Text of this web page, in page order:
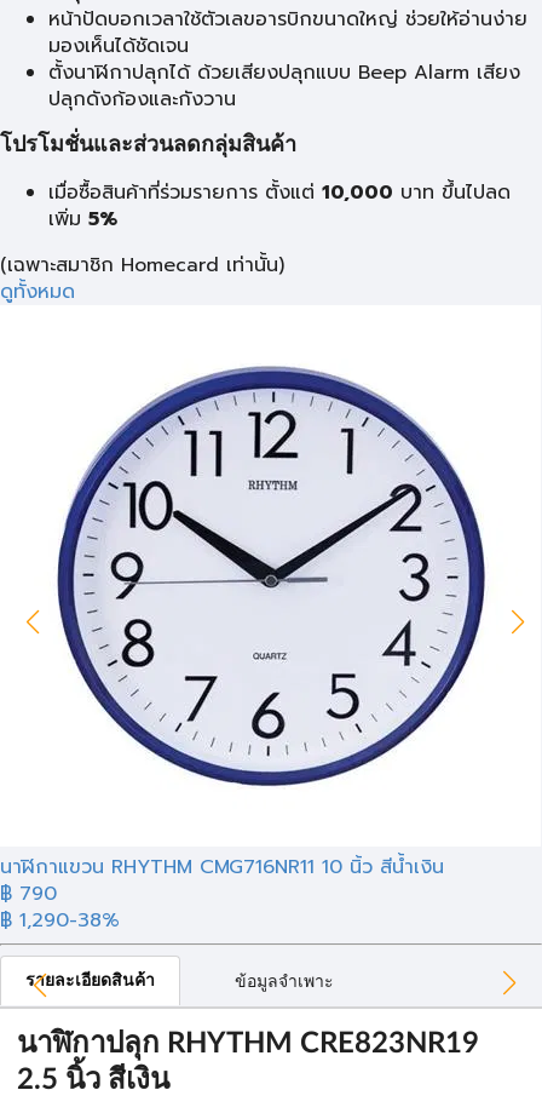
หน้าปัดบอกเวลาใช้ตัวเลขอารบิกขนาดใหญ่ ช่วยให้อ่านง่าย
มองเห็นได้ชัดเจน
ตั้งนาฬิกาปลุกได้ ด้วยเสียงปลุกแบบ Beep Alarm เสียง
ปลุกดังก้องและกังวาน
โปรโมชั่นและส่วนลดกลุ่มสินค้า
เมื่อซื้อสินค้าที่ร่วมรายการ ตั้งแต่ 10,000 บาท ขึ้นไปลด
เพิ่ม 5%
(เฉพาะสมาชิก Homecard เท่านั้น)
ดูทั้งหมด
นาฬิกาแขวน RHYTHM CMG716NR11 10 นิ้ว สีน้ำเงิน
฿ 790
฿ 1,290-38%
รายละเอียดสินค้า ข้อมูลจำเพาะ
นาฬิกาปลุก RHYTHM CRE823NR19
2.5 นิ้ว สีเงิน